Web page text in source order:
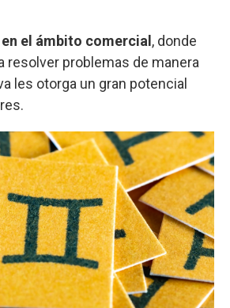
el ámbito comercial , donde
resolver problemas de manera
les otorga un gran potencial